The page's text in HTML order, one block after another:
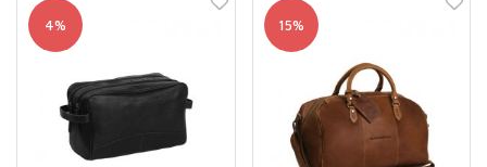
4% 15%